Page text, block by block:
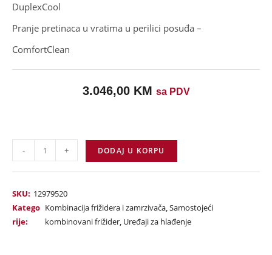
DuplexCool
Pranje pretinaca u vratima u perilici posuđa –
ComfortClean
3.046,00 KM sa PDV
- + DODAJ U KORPU
SKU: 12979520
Katego
rije:
Kombinacija frižidera i zamrzivača,Samostojeći
kombinovani frižider, Uređaji za hlađenje